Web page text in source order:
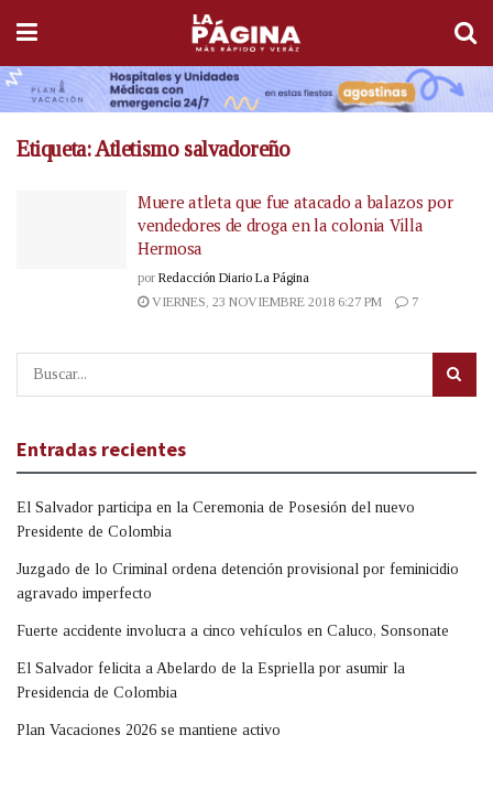
Etiqueta:Atletismo salvadoreño
Muere atleta que fue atacado a balazos por
vendedores de droga en la colonia Villa
Hermosa
por Redacción Diario La Página
VIERNES, 23 NOVIEMBRE 2018 6:27 PM
7
Entradas recientes
El Salvador participa en la Ceremonia de Posesión del nuevo
Presidente de Colombia
Juzgado de lo Criminal ordena detención provisional por feminicidio
agravado imperfecto
Fuerte accidente involucra a cinco vehículos en Caluco, Sonsonate
El Salvador felicita a Abelardo de la Espriella por asumir la
Presidencia de Colombia
Plan Vacaciones 2026 se mantiene activo